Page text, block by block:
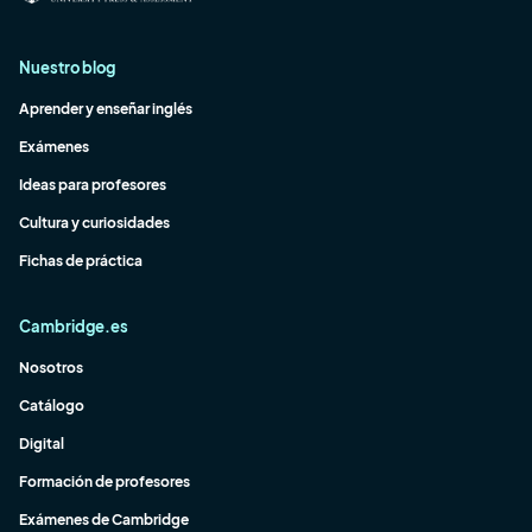
Nuestro blog
Aprender y enseñar inglés
Exámenes
Ideas para profesores
Cultura y curiosidades
Fichas de práctica
Cambridge.es
Nosotros
Catálogo
Digital
Formación de profesores
Exámenes de Cambridge